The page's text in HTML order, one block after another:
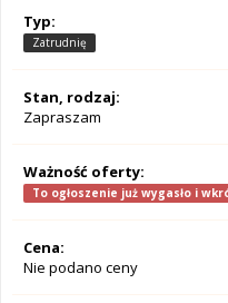
Typ:
Zatrudnię
Stan, rodzaj:
Zapraszam
Ważność oferty:
To ogłoszenie już wygasło i
Cena:
Nie podano ceny